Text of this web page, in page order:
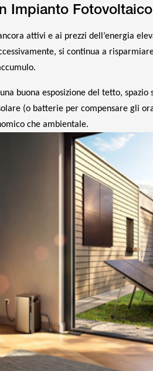
Impianto
attivi e ai prezzi dell’energia
si continua a
buona esposizione del tetto, spazio
(o batterie per compensare gli
che ambientale.